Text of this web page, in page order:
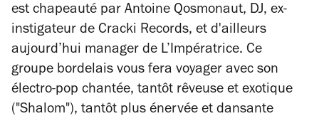
est chapeauté par Antoine Qosmonaut, DJ, ex-
instigateur de Cracki Records, et d'ailleurs
aujourd’hui manager de L’Impératrice. Ce
groupe bordelais vous fera voyager avec son
électro-pop chantée, tantôt rêveuse et exotique
("Shalom"), tantôt plus énervée et dansante